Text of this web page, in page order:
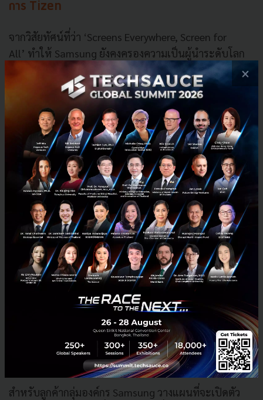
การ Tizen
จากวิสัยทัศน์ที่ว่า ‘Screens Everywhere, Screen for
All’ ทำให้ Samsung ยังคงครองความเป็นผู้นำระดับโลก
ด้านทีวี ที่ไม่เคยหยุดมอบประสบการณ์การใช้งานรูปแบบ
ใหม่ ทั้งในรูปแบบการเชื่อมต่อ ฟังก์ชันการทำงาน และ
ความบันเทิงอันสมจริง โดยในงานSDC21ทาง Samsung
ได้แนะนำวิธีการต่าง
ๆ ที่Samsung TVสามารถมอบ
ประสบการณ์ใหม่ให้กับทุกคน ได้แก่
การสื่อสารผ่านวิดีโอ (Video
communication)จากความร่วมมือกับ
Googleเพื่อให้ผู้ใช้สามารถเพลิดเพลินกับการวิดีโอ
คอลผ่านทางทีวีได้ดีขึ้น ด้วยการใช้ AI-enabled
focusและฟีเจอร์Zoom
Samsung Health บนสมาร์ททีวีที่ทำงานเชื่อมต่อ
กับกล้องเว็บแคม(Webcam)เพื่อวิเคราะห์ท่าทาง
การเคลื่อนไหว และให้คำแนะนำด้านการออกกำลัง
กายแบบเรียลไทม์
การเล่นเกมได้อย่างสมจริงมากยิ่งขึ้น ด้วย
ที่มาพร้อมกับการตั้งค่าแบบ
low
latencyและการปรับเทียบHDR (HDR
calibration)
สำหรับลูกค้ากลุ่มองค์กร Samsung วางแผนที่จะเปิดตัว
×